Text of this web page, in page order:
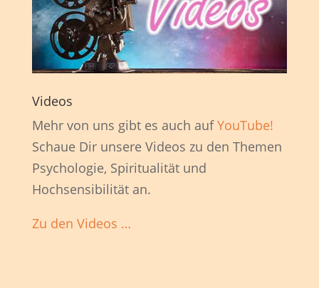
Videos
Mehr von uns gibt es auch aufYouTube!
Schaue Dir unsere Videos zu den Themen
Psychologie, Spiritualität und
Hochsensibilität an.
Zu den Videos …